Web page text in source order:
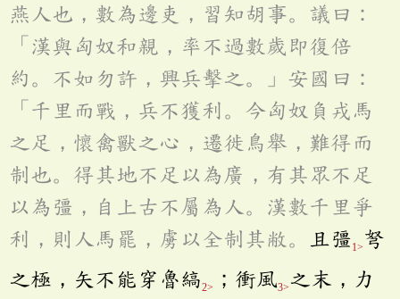
燕人也，數為邊吏，習知胡事。議曰：
「漢與匈奴和親，率不過數歲即復倍
約。不如勿許，興兵擊之。」安國曰：
「千里而戰，兵不獲利。今匈奴負戎馬
之足，懷禽獸之心，遷徙鳥舉，難得而
制也。得其地不足以為廣，有其眾不足
以為彊，自上古不屬為人。漢數千里爭
利，則人馬罷，虜以全制其敝。
且彊1> 弩
之極，矢不能穿魯縞2> ；衝風3> 之末，力